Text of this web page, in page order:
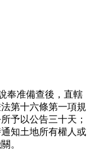
奉准備查後，直轄
第十六條第一項規
予以公告三十天；
知土地所有權人或
。